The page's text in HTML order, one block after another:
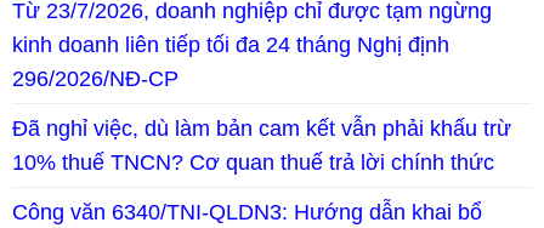
Từ 23/7/2026, doanh nghiệp chỉ được tạm ngừng
kinh doanh liên tiếp tối đa 24 tháng Nghị định
296/2026/NĐ-CP
Đã nghỉ việc, dù làm bản cam kết vẫn phải khấu trừ
10% thuế TNCN? Cơ quan thuế trả lời chính thức
Công văn 6340/TNI-QLDN3: Hướng dẫn khai bổ